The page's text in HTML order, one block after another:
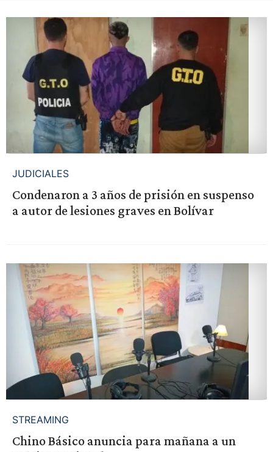
JUDICIALES
Condenaron a 3 años de prisión en suspenso
a autor de lesiones graves en Bolívar
STREAMING
Chino Básico anuncia para mañana a un